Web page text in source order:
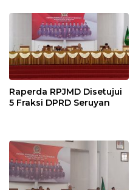
Raperda RPJMD Disetujui
5 Fraksi DPRD Seruyan